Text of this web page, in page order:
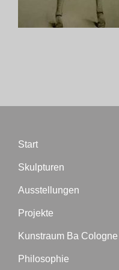
Biographie
Termine
Presse
Kontakt
Start
Skulpturen
Ausstellungen
Projekte
Kunstraum Ba Cologne
Philosophie